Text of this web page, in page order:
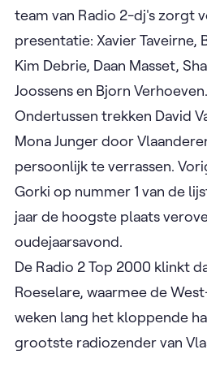
team van Radio 2-dj's zorgt
presentatie: Xavier Taveirne,
Kim Debrie, Daan Masset,
Joossens en Bjorn Verhoeven.
Ondertussen trekken David
Mona Junger door
persoonlijk te verrassen.
Gorki op nummer 1 van de
jaar de hoogste plaats
oudejaarsavond.
De Radio 2 Top 2000 klinkt
Roeselare, waarmee de
weken lang het kloppende
grootste radiozender van